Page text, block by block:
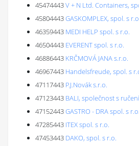
45474443V + N Ltd. Containers,
45804443GASKOMPLEX, spol. s
46359443 MEDI HELP spol. s r.o.
46504443 EVERENT spol. s r.o.
46886443 KRČMOVÁ JANA s.r.o.
46967443 Handelsfreude, spol. s
47117443 P.J.Novák s.r.o.
47123443 BALI, společnost s
47152443GASTRO - DRA spol. s r.o.
47285443 ITEX spol. s r.o.
47453443 DAKO, spol. s r.o.